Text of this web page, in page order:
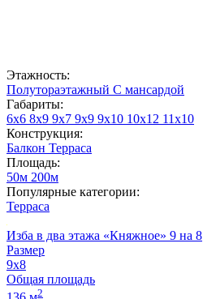
Этажность:
Полутораэтажный С мансардой
Габариты:
6х6 8х9 9х7 9х9 9х10 10x12 11x10
Конструкция:
Балкон Терраса
Площадь:
50м 200м
Популярные категории:
Терраса
Изба в два этажа «Княжное» 9 на 8
Размер
9x8
Общая площадь
2